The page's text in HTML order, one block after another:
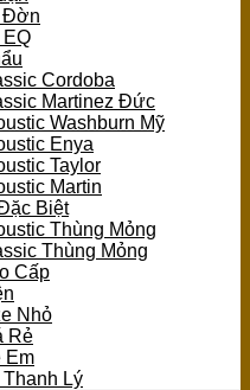
Đờn
EQ
Cordoba
Martinez Đức
Washburn Mỹ
Enya
Taylor
Martin
Biệt
Thùng Mỏng
Thùng Mỏng
Cấp
Nhỏ
Rẻ
Em
Lý